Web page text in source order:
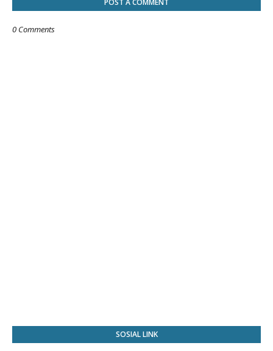
POST A COMMENT
0 Comments
SOSIAL LINK